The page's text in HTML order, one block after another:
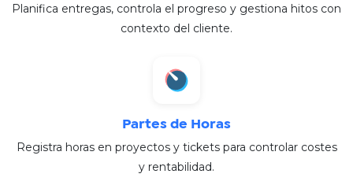
Planifica entregas, controla el progreso y gestiona hitos con
contexto del cliente.
Partes de Horas
Registra horas en proyectos y tickets para controlar costes
y rentabilidad.​